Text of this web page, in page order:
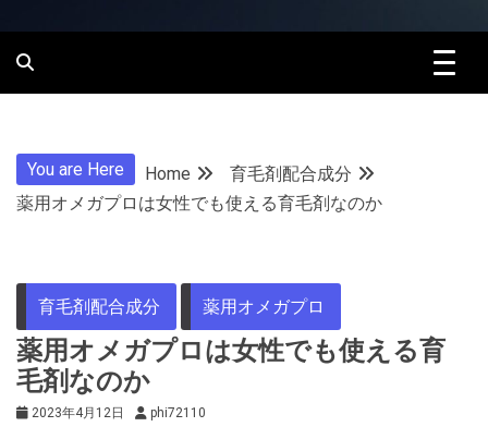
You are Here Home
育毛剤配合成分
薬用オメガプロは女性でも使える育毛剤なのか
育毛剤配合成分 薬用オメガプロ
薬用オメガプロは女性でも使える育
毛剤なのか
2023年4月12日 phi72110